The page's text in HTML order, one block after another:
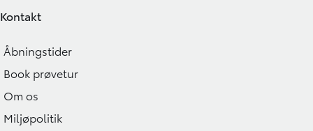
Kontakt
Åbningstider
Book prøvetur
Om os
Miljøpolitik